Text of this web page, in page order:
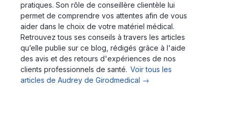
pratiques. Son rôle de conseillère clientèle lui
permet de comprendre vos attentes afin de vous
aider dans le choix de votre matériel médical.
Retrouvez tous ses conseils à travers les articles
qu’elle publie sur ce blog, rédigés grâce à l'aide
des avis et des retours d'expériences de nos
clients professionnels de santé. Voir tous les
articles de Audrey de Girodmedical →